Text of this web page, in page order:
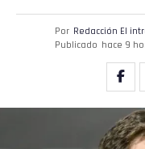
Por Redacción El
Publicado hace 9